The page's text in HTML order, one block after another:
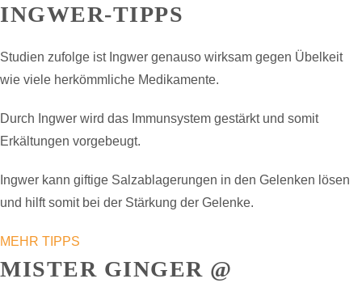
INGWER-TIPPS
Studien zufolge ist Ingwer genauso wirksam gegen Übelkeit
wie viele herkömmliche Medikamente.
Durch Ingwer wird das Immunsystem gestärkt und somit
Erkältungen vorgebeugt.
Ingwer kann giftige Salzablagerungen in den Gelenken lösen
und hilft somit bei der Stärkung der Gelenke.
MEHR TIPPS
MISTER GINGER @